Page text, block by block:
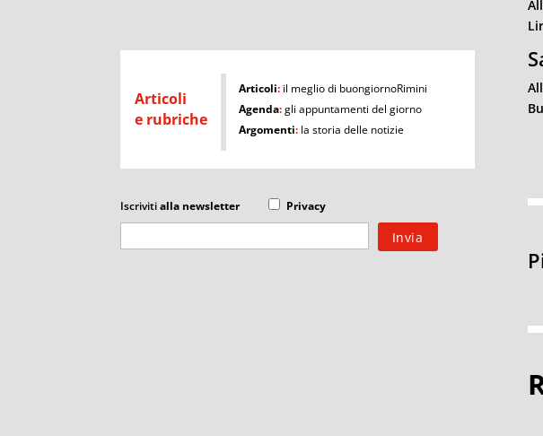
Articoli
e rubriche
I Articoli: il meglio di buongiornoRimini
Agenda:gli appuntamenti del giorno
Argomenti: la storia delle notizie
Iscrivitialla newsletter Privacy